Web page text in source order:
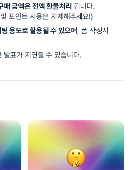
매 금액은 전액 환불처리 됩니다.
포인트 사용은 자제해주세요!)
용도로 활용될 수 있으며 , 폼 작성시
발표가 지연될 수 있습니다.